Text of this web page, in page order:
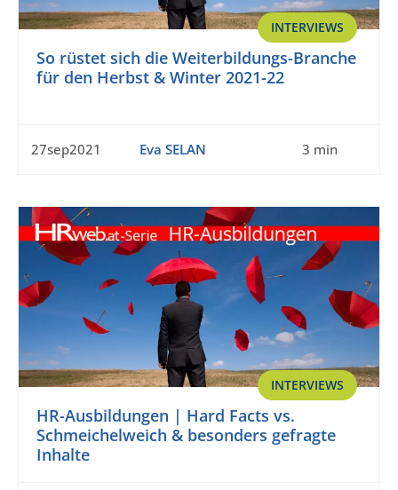
INTERVIEWS
So rüstet sich die Weiterbildungs-Branche
für den Herbst & Winter 2021-22
27sep2021 Eva SELAN 3 min
INTERVIEWS
HR-Ausbildungen | Hard Facts vs.
Schmeichelweich & besonders gefragte
Inhalte